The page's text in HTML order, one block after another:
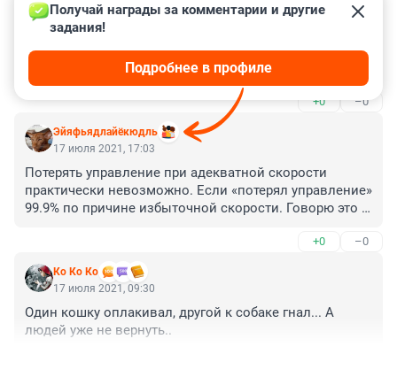
24 августа 2021, 17:20
Мужчина с ребенком шел через трамвайные пути, еще
и с оргстеклом. Чем он думал, когда шел с ребенком.
Если бы он смотрел на дорогу, то он увидил бы что
машину заносит и успел бы отдернуть сына.
Водитель же не специально ехал на них. Машину
занесло, не смог справиться с управлением, еще и
дорога такая.
+0 –0
Эйяфьядлайёкюдль
Получай награды за комментарии и другие
задания!
Подробнее в профиле
17 июля 2021, 17:03
Потерять управление при адекватной скорости
практически невозможно. Если «потерял управление»
99.9% по причине избыточной скорости. Говорю это
вождения. Езди спокойно — и никаких проблем с
твоей стороны не будет никогда.
+0 –0
Ко Ко Ко
17 июля 2021, 09:30
Один кошку оплакивал, другой к собаке гнал... А
людей уже не вернуть..